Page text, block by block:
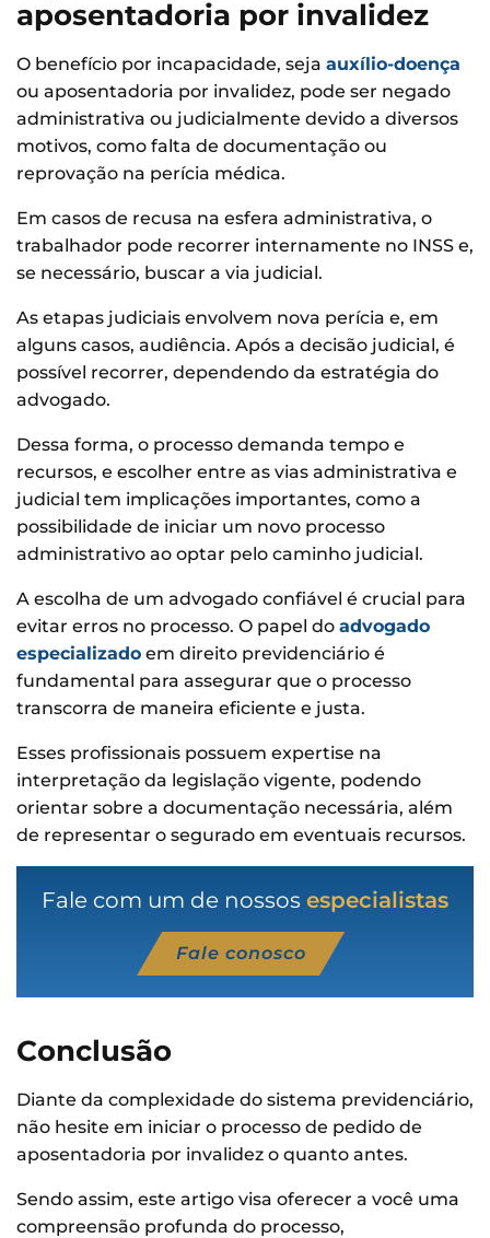
aposentadoria por invalidez
O benefício por incapacidade, seja auxílio-doença
ou aposentadoria por invalidez, pode ser negado
administrativa ou judicialmente devido a diversos
motivos, como falta de documentação ou
reprovação na perícia médica.
Em casos de recusa na esfera administrativa, o
trabalhador pode recorrer internamente no INSS e,
se necessário, buscar a via judicial.
As etapas judiciais envolvem nova perícia e, em
alguns casos, audiência. Após a decisão judicial, é
possível recorrer, dependendo da estratégia do
advogado.
Dessa forma, o processo demanda tempo e
recursos, e escolher entre as vias administrativa e
judicial tem implicações importantes, como a
possibilidade de iniciar um novo processo
administrativo ao optar pelo caminho judicial.
A escolha de um advogado confiável é crucial para
evitar erros no processo. O papel do advogado
especializado em direito previdenciário é
fundamental para assegurar que o processo
transcorra de maneira eficiente e justa.
Esses profissionais possuem expertise na
interpretação da legislação vigente, podendo
orientar sobre a documentação necessária, além
de representar o segurado em eventuais recursos.
Fale com um de nossos especialistas
Fale conosco
Conclusão
Diante da complexidade do sistema previdenciário,
não hesite em iniciar o processo de pedido de
aposentadoria por invalidez o quanto antes.
Sendo assim, este artigo visa oferecer a você uma
compreensão profunda do processo,